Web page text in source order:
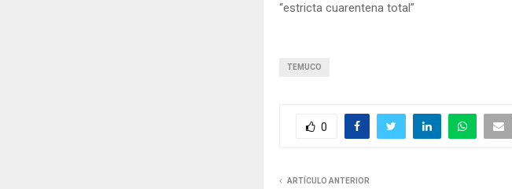
“estricta cuarentena total”
TEMUCO
0
ARTÍCULO ANTERIOR